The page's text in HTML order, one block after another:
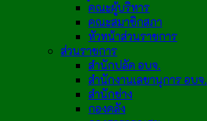
คณะผู้บริหาร
คณะสมาชิกสภา
หัวหน้าส่วนราชการ
ส่วนราชการ
สำนักปลัด อบจ.
สำนักงานเลขานุการ อบจ.
สำนักช่าง
กองคลัง